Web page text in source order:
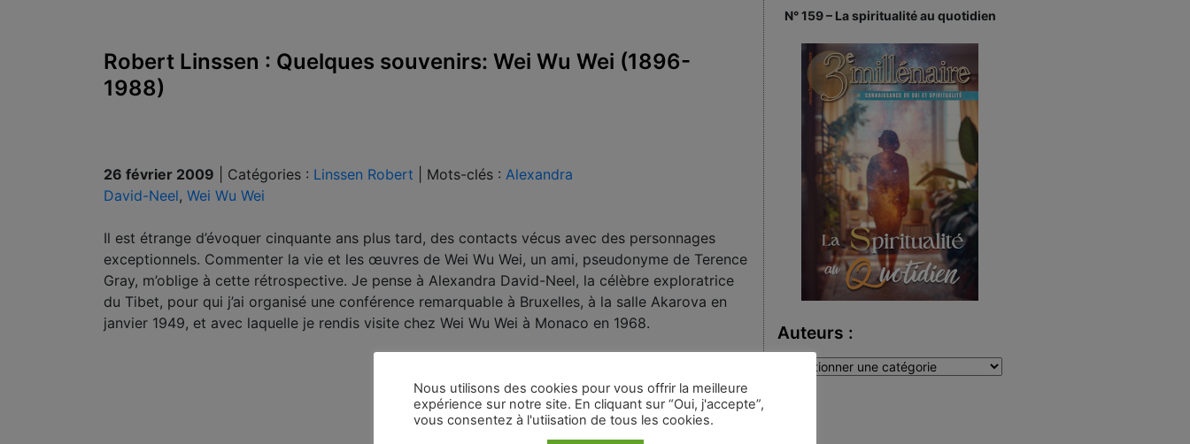
Robert Linssen : Quelques souvenirs: Wei Wu Wei (1896-
1988)
26 février 2009 Catégories : Linssen Robert Mots-clés : Alexandra
David-Neel, Wei Wu Wei
Il est étrange d’évoquer cinquante ans plus tard, des contacts vécus avec des personnages
exceptionnels. Commenter la vie et les œuvres de Wei Wu Wei, un ami, pseudonyme de Terence
Gray, m’oblige à cette rétrospective. Je pense à Alexandra David-Neel, la célèbre exploratrice
du Tibet, pour qui j’ai organisé une conférence remarquable à Bruxelles, à la salle Akarova en
janvier 1949, et avec laquelle je rendis visite chez Wei Wu Wei à Monaco en 1968.
N° 159 – La spiritualité au quotidien
Auteurs :
Auteurs
Nous utilisons des cookies pour vous offrir la meilleure
expérience sur notre site. En cliquant sur “Oui, j'accepte”,
vous consentez à l'utiisation de tous les cookies.